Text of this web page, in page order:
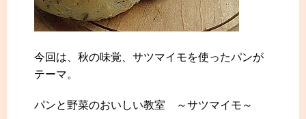
今回は、秋の味覚、サツマイモを使ったパンが
テーマ。
パンと野菜のおいしい教室 ～サツマイモ～